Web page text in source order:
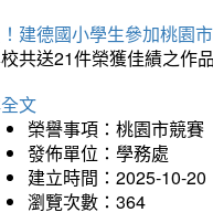
建德國小學生參加桃園
共送21件榮獲佳績之作
文
榮譽事項：桃園市競賽
發佈單位：學務處
建立時間：2025-10-20
瀏覽次數：364